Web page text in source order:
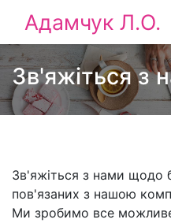
Адамчук Л.О.
Зв'яжіться з
Зв'яжіться з нами щодо
пов'язаних з нашою
Ми зробимо все